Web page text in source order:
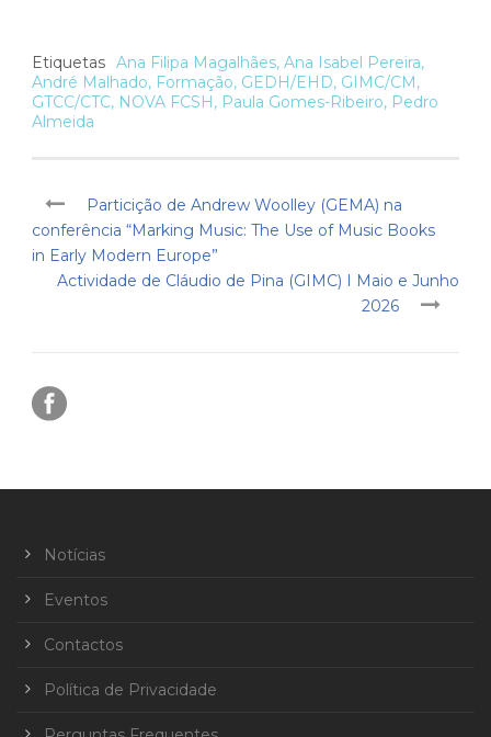
Etiquetas Ana Filipa Magalhães, Ana Isabel Pereira,
André Malhado, Formação, GEDH/EHD, GIMC/CM ,
GTCC/CTC, NOVA FCSH , Paula Gomes-Ribeiro, Pedro
Almeida
Particição de Andrew Woolley (GEMA) na
conferência “Marking Music: The Use of Music Books
in Early Modern Europe”
Actividade de Cláudio de Pina (GIMC) I Maio e Junho
2026
Notícias
Eventos
Contactos
Política de Privacidade